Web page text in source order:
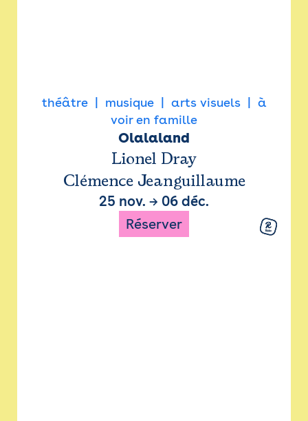
théâtre musique arts visuels
à
voir en famille
Olalaland
Lionel Dray
Clémence Jeanguillaume
25 nov. → 06 déc.
Réserver